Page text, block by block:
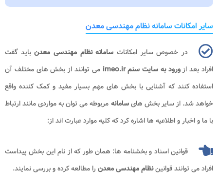
سایر امکانات سامانه نظام مهندسی معدن
در خصوص سایر امکانات سامانه نظام مهندسی معدنباید گفت
افراد بعد ازورود به سایت سنمimeo.ir می توانند از بخش های مختلف آن
استفاده کنند که آشنایی با بخش های مهم بسیار مفید و کمک کننده واقع
خواهد شد. از سایر بخش هایسامانه مربوطه می توان به مواردی مانند ارتباط
با ما و اخبار و اطلاعیه ها اشاره کرد که کلیه موارد عبارت اند از:
قوانین اسناد و بخشنامه ها: همان طور که از نام این بخش پیداست
افراد می توانند قوانیننظام مهندسی معدن را مطالعه کرده و بررسی نمایند.